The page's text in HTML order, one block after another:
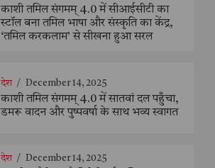
काशी तमिल संगमम् 4.0 में सीआईसीटी का
स्टॉल बना तमिल भाषा और संस्कृति का केंद्र,
‘तमिल करकलाम’ से सीखना हुआ सरल
देश / December 14, 2025
काशी तमिल संगमम् 4.0 में सातवां दल पहुँचा,
डमरू वादन और पुष्पवर्षा के साथ भव्य स्वागत
देश / December 14, 2025